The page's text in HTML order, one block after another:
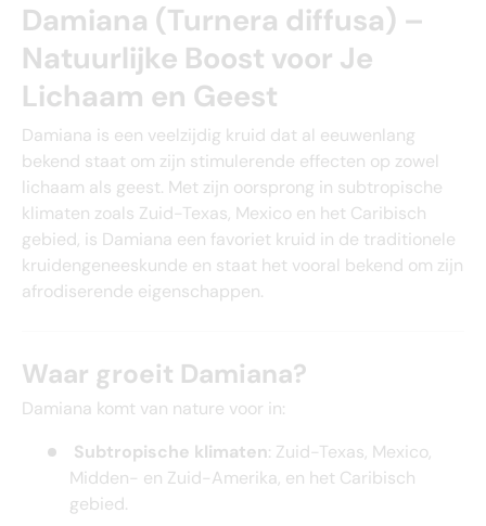
Damiana (Turnera diffusa) –
Natuurlijke Boost voor Je
Lichaam en Geest
Damiana is een veelzijdig kruid dat al eeuwenlang
bekend staat om zijn stimulerende effecten op zowel
lichaam als geest. Met zijn oorsprong in subtropische
klimaten zoals Zuid-Texas, Mexico en het Caribisch
gebied, is Damiana een favoriet kruid in de traditionele
kruidengeneeskunde en staat het vooral bekend om zijn
afrodiserende eigenschappen.
Waar groeit Damiana?
Damiana komt van nature voor in:
Subtropische klimaten: Zuid-Texas, Mexico,
Midden- en Zuid-Amerika, en het Caribisch
gebied.